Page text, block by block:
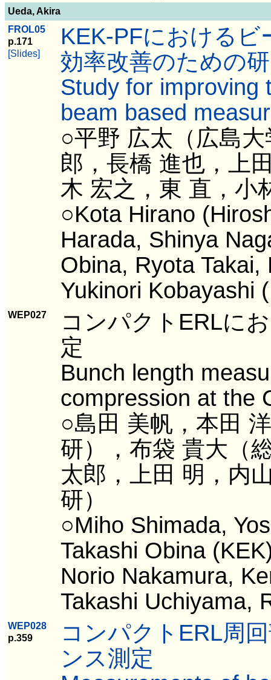
Ueda, Akira
FROL05
p.171
[Slides]
KEK-PFにおける
効率改善のための
Study for improving
beam based
○平野 広太（広島
郎，長橋 進也，上
木 宏之，東 直，小
○Kota Hirano
Harada, Shinya
Obina, Ryota Takai,
Yukinori Kobayashi
WEP027
コンパクトERLに
定
Bunch length
compression at the
○島田 美帆，本田
研），布袋 貴大（
太郎，上田 明，内
研）
○Miho Shimada,
Takashi Obina
Norio Nakamura,
Takashi Uchiyama,
WEP028
p.359
コンパクトERL周
ンス測定